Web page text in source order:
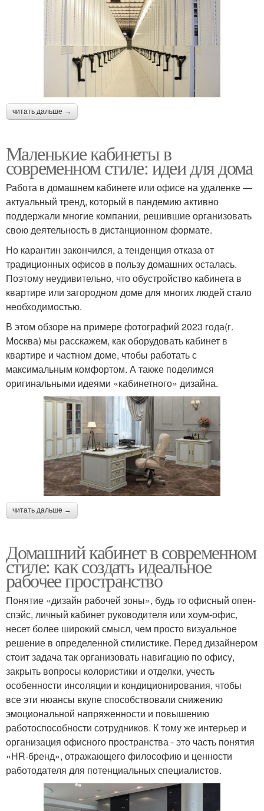
читать дальше →
Маленькие кабинеты в
современном стиле: идеи для дома
Работа в домашнем кабинете или офисе на удаленке —
актуальный тренд, который в пандемию активно
поддержали многие компании, решившие организовать
свою деятельность в дистанционном формате.
Но карантин закончился, а тенденция отказа от
традиционных офисов в пользу домашних осталась.
Поэтому неудивительно, что обустройство кабинета в
квартире или загородном доме для многих людей стало
необходимостью.
В этом обзоре на примере фотографий 2023 года(г.
Москва) мы расскажем, как оборудовать кабинет в
квартире и частном доме, чтобы работать с
максимальным комфортом. А также поделимся
оригинальными идеями «кабинетного» дизайна.
читать дальше →
Домашний кабинет в современном
стиле: как создать идеальное
рабочее пространство
Понятие «дизайн рабочей зоны», будь то офисный опен-
спэйс, личный кабинет руководителя или хоум-офис,
несет более широкий смысл, чем просто визуальное
решение в определенной стилистике. Перед дизайнером
стоит задача так организовать навигацию по офису,
закрыть вопросы колористики и отделки, учесть
особенности инсоляции и кондиционирования, чтобы
все эти нюансы вкупе способствовали снижению
эмоциональной напряженности и повышению
работоспособности сотрудников. К тому же интерьер и
организация офисного пространства - это часть понятия
«HR-бренд», отражающего философию и ценности
работодателя для потенциальных специалистов.